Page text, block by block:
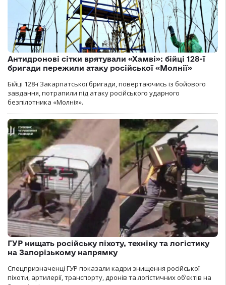
Антидронові сітки врятували «Хамві»: бійці 128-ї
бригади пережили атаку російської «Молнії»
Бійці 128-ї Закарпатської бригади, повертаючись із бойового
завдання, потрапили під атаку російського ударного
безпілотника «Молнія».
ГУР нищать російську піхоту, техніку та логістику
на Запорізькому напрямку
Спецпризначенці ГУР показали кадри знищення російської
піхоти, артилерії, транспорту, дронів та логістичних об’єктів на